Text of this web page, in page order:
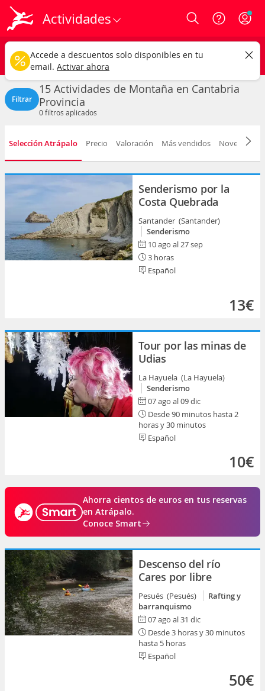
Actividades Login
Cantabria provincia
Actividades de Montaña Cualquier fecha
CAMBIAR
Filtrar
15 Actividades de Montaña en Cantabria
Provincia
0filtros aplicados
Selección Atrápalo Precio Valoración Más vendidos Novedad
Senderismo por la
Costa Quebrada
Santander (Santander)
Senderismo
10 ago al 27 sep
3 horas
Español
13€
Tour por las minas de
Udias
La Hayuela (La Hayuela)
Senderismo
07 ago al 09 dic
Desde 90 minutos hasta 2
horas y 30 minutos
Español
10€
Ahorra cientos de euros en tus reservas
en Atrápalo.
Conoce Smart
Descenso del río
Cares por libre
Pesués (Pesués)
Rafting y
barranquismo
07 ago al 31 dic
Desde 3 horas y 30 minutos
hasta 5 horas
Español
50€
Accede a descuentos solo disponibles en tu
email. Activar ahora